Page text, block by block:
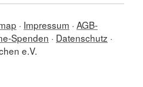
Impressum AGB-
Spenden
Datenschutz
e.V.